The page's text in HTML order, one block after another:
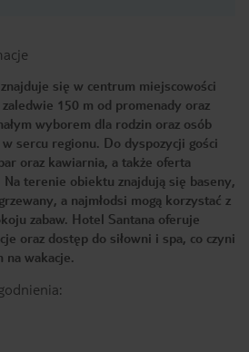
się w centrum miejscowości
150 m od promenady oraz
wyborem dla rodzin oraz osób
sercu regionu. Do dyspozycji gości
oraz kawiarnia, a także oferta
terenie obiektu znajdują się baseny,
a najmłodsi mogą korzystać z
zabaw. Hotel Santana oferuje
oraz dostęp do siłowni i spa, co czyni
na wakacje.